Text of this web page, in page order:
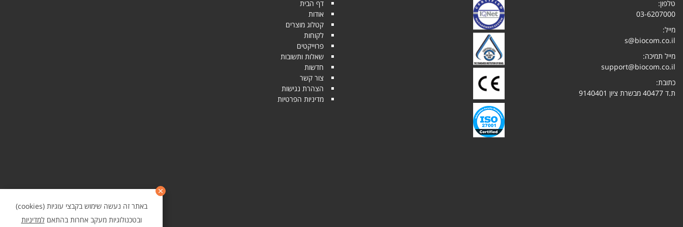
טלפון:
03-6207000
מייל:
s@biocom.co.il
מייל תמיכה:
support@biocom.co.il
כתובת:
ת.ד 40477 מבשרת ציון 9140401
דף הבית
אודות
קטלוג מוצרים
לקוחות
פרוייקטים
שאלות ותשובות
חדשות
צור קשר
הצהרת נגישות
מדיניות הפרטיות
באתר זה נעשה שימוש בקבצי עוגיות (cookies)
ובטכנולוגיות מעקב אחרות בהתאםלמדיניות